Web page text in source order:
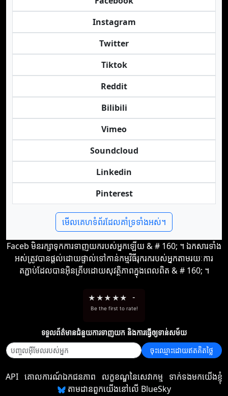
Instagram
Twitter
Tiktok
Reddit
Bilibili
Vimeo
Soundcloud
Linkedin
Pinterest
មើលគេហទំព័រដែលគាំទ្រទាំងអស់។
Faceb មិន​រក្សា​ទុក​ការ​ទាញ​យក​របស់​អ្នក​ឡើយ & # 160; ។ ឯកសារ​ទាំង
អស់​ត្រូវ​បាន​ផ្ដល់​ដោយ​ផ្ទាល់​ទៅ​កាន់​កម្មវិធី​រុករក​របស់​អ្នក​តាមរយៈ​ការ​
តភ្ជាប់​ដែល​បាន​អ៊ិនគ្រីប​ដោយ​សុវត្ថិភាព​ក្នុង​ពេល​ពិត & # 160; ។
★ ★★ ★★ -
Be the first to rate!
ទទួល​ព័ត៌មាន​ជំនួយ​ការ​ទាញយក និង​ការ​ធ្វើ​ឲ្យ​ទាន់សម័យ
ចុះឈ្មោះដោយឥតគិតថ្លៃ
API គោលការណ៍ឯកជនភាព លក្ខខណ្ឌនៃសេវាកម្ម
ទាក់ទងមកយើងខ្ញុំ
តាមដានពួកយើងនៅលើ BlueSky